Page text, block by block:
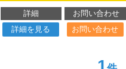
詳細
お問い合わせ
詳細を見る お問い合わせ